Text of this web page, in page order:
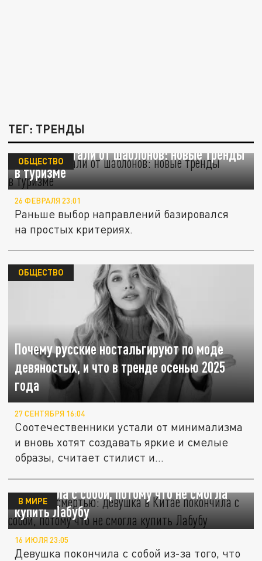
ТЕГ: ТРЕНДЫ
Русские устали от шаблонов: новые тренды
в туризме
ОБЩЕСТВО
26 ФЕВРАЛЯ 23:01
Раньше выбор направлений базировался
на простых критериях.
Почему русские ностальгируют по моде
девяностых, и что в тренде осенью 2025
года
ОБЩЕСТВО
27 СЕНТЯБРЯ 16:04
Соотечественники устали от минимализма
и вновь хотят создавать яркие и смелые
образы, считает стилист и...
Игры со смертью: девушка в Китае
покончила с собой, потому что не смогла
купить Лабубу
В МИРЕ
16 ИЮЛЯ 23:05
Девушка покончила с собой из-за того, что